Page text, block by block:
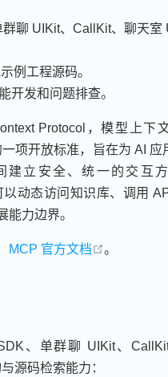
聊 UIKit、CallKit、聊天室
例工程源码。
开发和问题排查。
Protocol，模型上下
项开放标准，旨在为 AI 应
建立安全、统一的交互
以动态访问知识库、调用
能力边界。
MCP 官方文档 open in
。
、单群聊 UIKit、
源码检索能力：